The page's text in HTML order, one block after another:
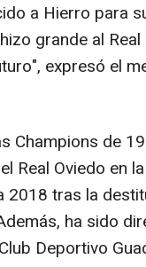
a Hierro para
grande al
expresó el
Champions de
Real Oviedo en
2018 tras la
ha sido
Deportivo